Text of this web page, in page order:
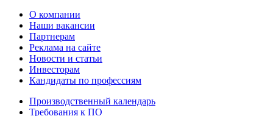
О компании
Наши вакансии
Партнерам
Реклама на сайте
Новости и статьи
Инвесторам
Кандидаты по профессиям
Производственный календарь
Требования к ПО